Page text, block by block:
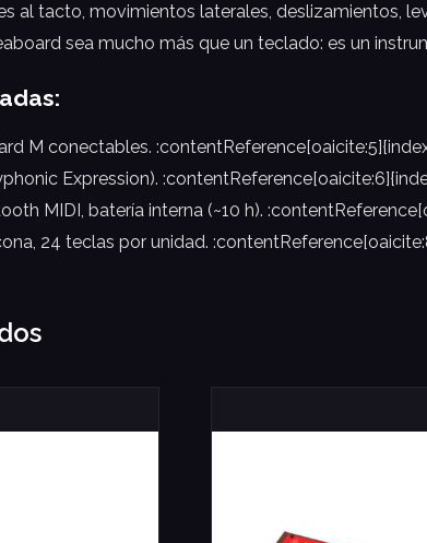
al tacto, movimientos laterales, deslizamientos,
sea mucho más que un teclado: es un
M conectables.
Expression).
MIDI, batería interna (~10 h).
24 teclas por unidad.